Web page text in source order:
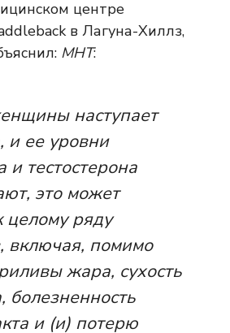
центре
в Лагуна-Хиллз,
МНТ:
наступает
и ее уровни
и тестостерона
это может
целому ряду
включая, помимо
жара, сухость
болезненность
и (и) потерю